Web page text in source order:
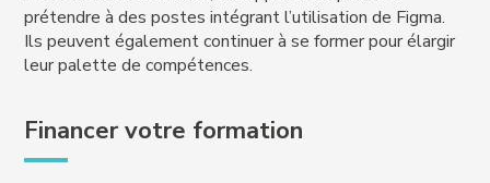
prétendre à des postes intégrant l’utilisation de Figma.
Ils peuvent également continuer à se former pour élargir
leur palette de compétences.
Financer votre formation